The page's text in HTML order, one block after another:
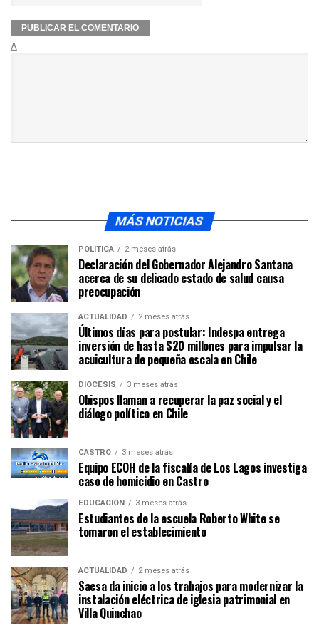
Δ
MÁS NOTICIAS
POLÍTICA 2 meses atrás
Declaración del Gobernador Alejandro Santana
acerca de su delicado estado de salud causa
preocupación
ACTUALIDAD 2 meses atrás
Últimos días para postular: Indespa entrega
inversión de hasta $20 millones para impulsar la
acuicultura de pequeña escala en Chile
DIÓCESIS 3 meses atrás
Obispos llaman a recuperar la paz social y el
diálogo político en Chile
CASTRO 3 meses atrás
Equipo ECOH de la fiscalía de Los Lagos investiga
caso de homicidio en Castro
EDUCACIÓN 3 meses atrás
Estudiantes de la escuela Roberto White se
tomaron el establecimiento
ACTUALIDAD 2 meses atrás
Saesa da inicio a los trabajos para modernizar la
instalación eléctrica de iglesia patrimonial en
Villa Quinchao